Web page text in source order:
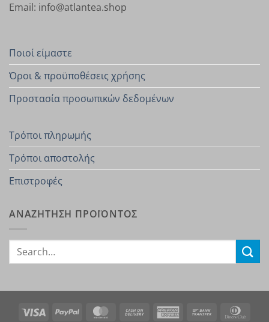
Email: info@atlantea.shop
Ποιοί είμαστε
Όροι & προϋποθέσεις χρήσης
Προστασία προσωπικών δεδομένων
Τρόποι πληρωμής
Τρόποι αποστολής
Επιστροφές
ΑΝΑΖΗΤΗΣΗ ΠΡΟΪΟΝΤΟΣ
Search
Visa PayPal MasterCardCash
American Bank